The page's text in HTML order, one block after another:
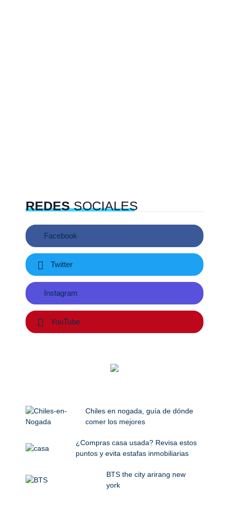
REDESSOCIALES
Facebook
Twitter
Instagram
YouTube
Chiles en nogada, guía de dónde
comer los mejores
¿Compras casa usada? Revisa estos
puntos y evita estafas inmobiliarias
BTS the city arirang new
york